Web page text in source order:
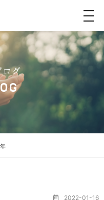
メ
ュ
ー
ログ
2022-01-16